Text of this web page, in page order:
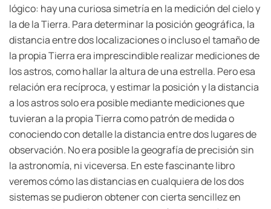
lógico: hay una curiosa simetría en la medición del cielo y
la de la Tierra. Para determinar la posición geográfica, la
distancia entre dos localizaciones o incluso el tamaño de
la propia Tierra era imprescindible realizar mediciones de
los astros, como hallar la altura de una estrella. Pero esa
relación era recíproca, y estimar la posición y la distancia
a los astros solo era posible mediante mediciones que
tuvieran a la propia Tierra como patrón de medida o
conociendo con detalle la distancia entre dos lugares de
observación. No era posible la geografía de precisión sin
la astronomía, ni viceversa. En este fascinante libro
veremos cómo las distancias en cualquiera de los dos
sistemas se pudieron obtener con cierta sencillez en